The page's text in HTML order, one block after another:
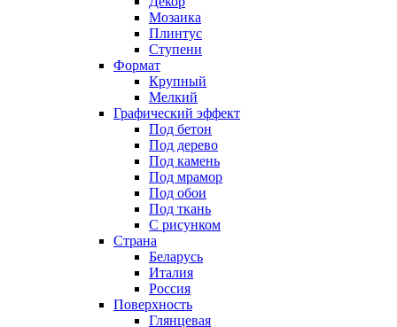
Мозаика
Плинтус
Ступени
Формат
Крупный
Мелкий
Графический эффект
Под бетон
Под дерево
Под камень
Под мрамор
Под обои
Под ткань
С рисунком
Страна
Беларусь
Италия
Россия
Поверхность
Глянцевая